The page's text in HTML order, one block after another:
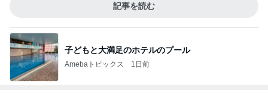
記事を読む
子どもと大満足のホテルのプール
Amebaトピックス 1日前